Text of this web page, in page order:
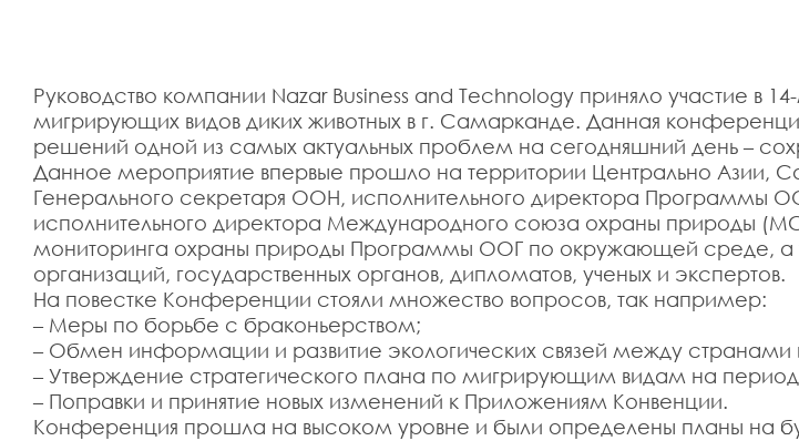
Руководство компании Nazar Business and Technology приняло участие
мигрирующих видов диких животных в г. Самарканде. Данная
решений одной из самых актуальных проблем на сегодняшний день –
Данное мероприятие впервые прошло на территории Центрально Азии,
Генерального секретаря ООН, исполнительного директора
исполнительного директора Международного союза охраны природы
мониторинга охраны природы Программы ООГ по окружающей среде, а
организаций, государственных органов, дипломатов, ученых и экспертов.
На повестке Конференции стояли множество вопросов, так например:
– Меры по борьбе с браконьерством;
– Обмен информации и развитие экологических связей между странами
– Утверждение стратегического плана по мигрирующим видам на период
– Поправки и принятие новых изменений к Приложениям Конвенции.
Конференция прошла на высоком уровне и были определены планы на